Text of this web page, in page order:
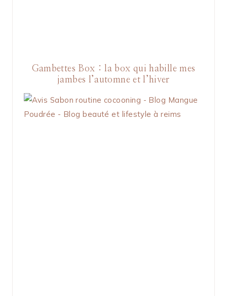
Gambettes Box : la box qui habille mes
jambes l’automne et l’hiver